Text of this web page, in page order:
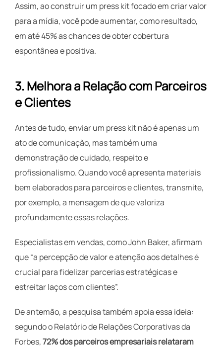
Assim, ao construir um press kit focado em criar valor
para a mídia, você pode aumentar, como resultado,
em até 45% as chances de obter cobertura
espontânea e positiva.
3. Melhora a Relação com Parceiros
e Clientes
Antes de tudo, enviar um press kit não é apenas um
ato de comunicação, mas também uma
demonstração de cuidado, respeito e
profissionalismo. Quando você apresenta materiais
bem elaborados para parceiros e clientes, transmite,
por exemplo, a mensagem de que valoriza
profundamente essas relações.
Especialistas em vendas, como John Baker, afirmam
que “a percepção de valor e atenção aos detalhes é
crucial para fidelizar parcerias estratégicas e
estreitar laços com clientes”.
De antemão, a pesquisa também apoia essa ideia:
segundo o Relatório de Relações Corporativas da
Forbes,72% dos parceiros empresariais relataram